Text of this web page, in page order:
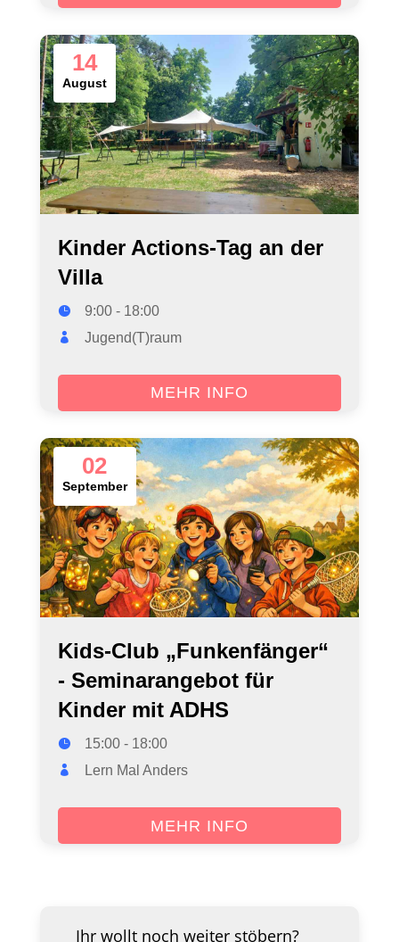
14
August
Kinder Actions-Tag an der
Villa
9:00 - 18:00
Jugend(T)raum
MEHR INFO
02
September
Kids-Club „Funkenfänger“
- Seminarangebot für
Kinder mit ADHS
15:00 - 18:00
Lern Mal Anders
MEHR INFO
Ihr wollt noch weiter stöbern?